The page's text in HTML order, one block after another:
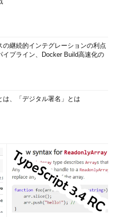
の継続的インテグレーションの利点
イプライン、Docker Build高速化の
は、「デジタル署名」とは